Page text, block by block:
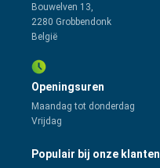
Bouwelven 13,
2280 Grobbendonk
België
Openingsuren
Maandag tot donderdag
Vrijdag
Populair bij onze klanten